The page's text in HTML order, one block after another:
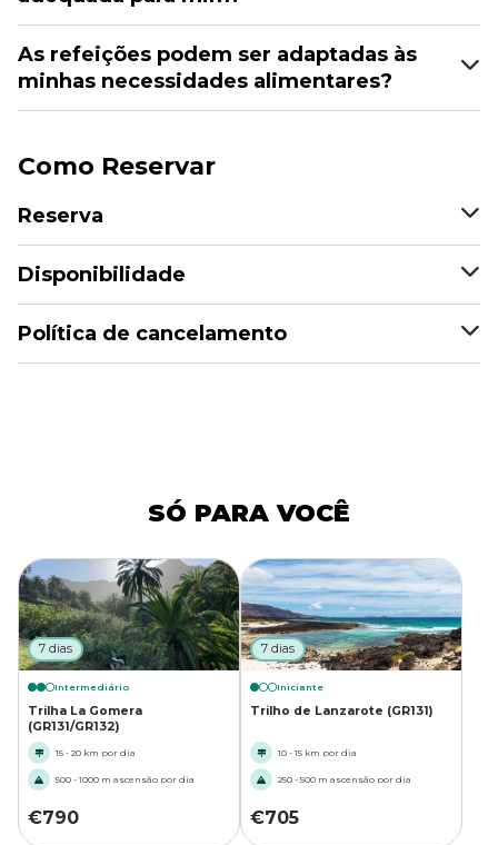
As refeições podem ser adaptadas às
minhas necessidades alimentares?
Como Reservar
Reserva
Disponibilidade
Política de cancelamento
SÓ PARA VOCÊ
7 dias
Intermediário
Trilha La Gomera
(GR131/GR132)
15 - 20 km por dia
500 - 1000 m ascensão por dia
€790
7 dias
Iniciante
Trilho de Lanzarote (GR131)
10 - 15 km por dia
250 - 500 m ascensão por dia
€705